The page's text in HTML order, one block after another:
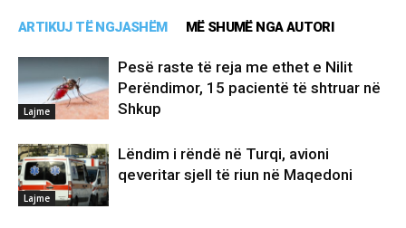
ARTIKUJ TË NGJASHËM MË SHUMË NGA AUTORI
Lajme
Pesë raste të reja me ethet e Nilit
Perëndimor, 15 pacientë të shtruar në
Shkup
Lajme
Lëndim i rëndë në Turqi, avioni
qeveritar sjell të riun në Maqedoni